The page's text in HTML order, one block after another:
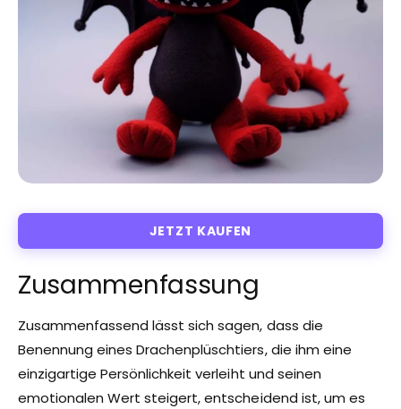
JETZT KAUFEN
Zusammenfassung
Zusammenfassend lässt sich sagen, dass die
Benennung eines Drachenplüschtiers, die ihm eine
einzigartige Persönlichkeit verleiht und seinen
emotionalen Wert steigert, entscheidend ist, um es